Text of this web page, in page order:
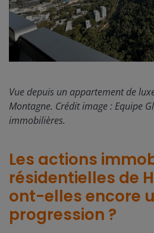
Vue depuis un appartement de
Montagne. Crédit image : Equipe
immobilières.
Les actions
résidentielles de
ont-elles encore
progression ?